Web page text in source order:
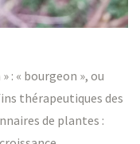
: « bourgeon », ou
thérapeutiques des
de plantes :